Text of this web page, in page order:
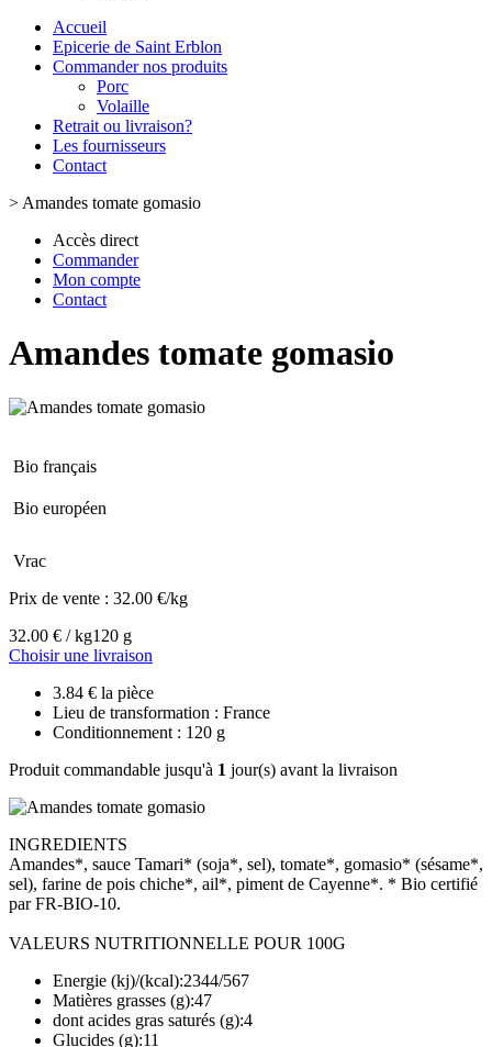
Accueil
Epicerie de Saint Erblon
Commander nos produits
Porc
Volaille
Retrait ou livraison?
Les fournisseurs
Contact
> Amandes tomate gomasio
Accès direct
Commander
Mon compte
Contact
Amandes tomate gomasio
Bio français
Bio européen
Vrac
Prix de vente : 32.00 €/kg
32.00 € / kg120 g
Choisir une livraison
3.84 € la pièce
Lieu de transformation : France
Conditionnement : 120 g
Produit commandable jusqu'à 1 jour(s) avant la livraison
INGREDIENTS
Amandes*, sauce Tamari* (soja*, sel), tomate*, gomasio* (sésame*,
sel), farine de pois chiche*, ail*, piment de Cayenne*. * Bio certifié
par FR-BIO-10.
VALEURS NUTRITIONNELLE POUR 100G
Energie (kj)/(kcal):2344/567
Matières grasses (g):47
dont acides gras saturés (g):4
Glucides (g):11